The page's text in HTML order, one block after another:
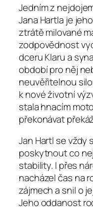
Jedním z
Jana Hartla je
ztrátě milované
zodpovědnost
dceru Klaru a
období pro něj
neuvěřitelnou
k nové životní
stala hnacím
překonávat
Jan Hartl se vždy
poskytnout co
stability. I přes
nacházel čas na
zájmech a snil o
Jeho oddanost